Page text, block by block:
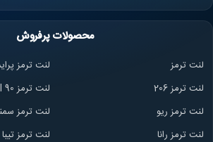
محصولات پرفروش
لنت ترمز
لنت ترمز
لنت ترمز 206
لنت ترمز l 90
لنت ترمز ریو
لنت ترمز
لنت ترمز رانا
لنت ترمز تیبا